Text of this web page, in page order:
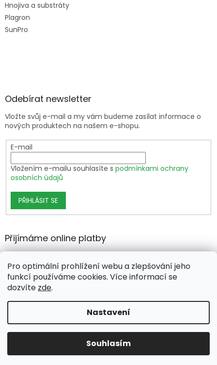
Pro optimální prohlížení webu a zlepšování jeho
funkcí používáme cookies. Více informací se
dozvíte zde.
Nastavení
Souhlasím
Hnojiva a substráty
Plagron
SunPro
Odebírat newsletter
Vložte svůj e-mail a my vám budeme zasílat informace o
nových produktech na našem e-shopu.
E-mail
Vložením e-mailu souhlasíte s podmínkami ochrany
osobních údajů
PŘIHLÁSIT SE
Přijímáme online platby
Copyright 2026growshop.cz. Všechna práva vyhrazena.
Upravit nastavení cookies